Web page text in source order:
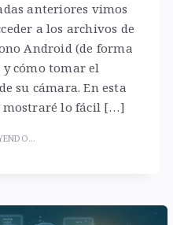
anteriores vimos
a los archivos de
Android (de forma
cómo tomar el
su cámara. En esta
mostraré lo fácil […]